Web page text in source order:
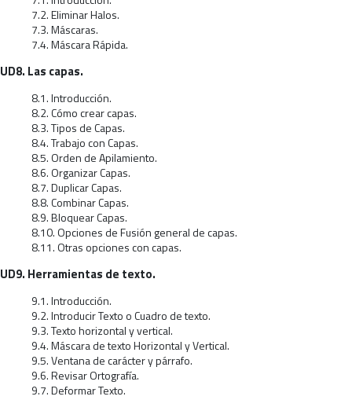
7.2. Eliminar Halos.
7.3. Máscaras.
7.4. Máscara Rápida.
UD8. Las capas.
8.1. Introducción.
8.2. Cómo crear capas.
8.3. Tipos de Capas.
8.4. Trabajo con Capas.
8.5. Orden de Apilamiento.
8.6. Organizar Capas.
8.7. Duplicar Capas.
8.8. Combinar Capas.
8.9. Bloquear Capas.
8.10. Opciones de Fusión general de capas.
8.11. Otras opciones con capas.
UD9. Herramientas de texto.
9.1. Introducción.
9.2. Introducir Texto o Cuadro de texto.
9.3. Texto horizontal y vertical.
9.4. Máscara de texto Horizontal y Vertical.
9.5. Ventana de carácter y párrafo.
9.6. Revisar Ortografía.
9.7. Deformar Texto.